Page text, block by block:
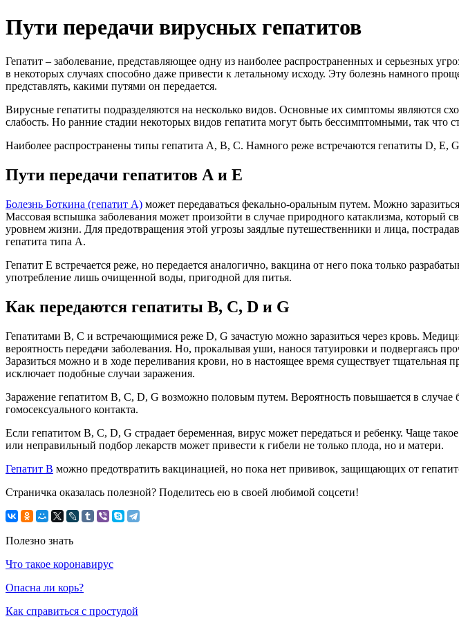
Пути передачи вирусных гепатитов
Гепатит – заболевание, представляющее одну из наиболее распространенных и серьезных
в некоторых случаях способно даже привести к летальному исходу. Эту болезнь намного
представлять, какими путями он передается.
Вирусные гепатиты подразделяются на несколько видов. Основные их симптомы являются
слабость. Но ранние стадии некоторых видов гепатита могут быть бессимптомными, так что
Наиболее распространены типы гепатита А, В, С. Намного реже встречаются гепатиты D, Е,
Пути передачи гепатитов А и Е
Болезнь Боткина (гепатит А) может передаваться фекально-оральным путем. Можно
Массовая вспышка заболевания может произойти в случае природного катаклизма, который
уровнем жизни. Для предотвращения этой угрозы заядлые путешественники и лица,
гепатита типа А.
Гепатит Е встречается реже, но передается аналогично, вакцина от него пока только
употребление лишь очищенной воды, пригодной для питья.
Как передаются гепатиты В, С, D и G
Гепатитами В, С и встречающимися реже D, G зачастую можно заразиться через кровь.
вероятность передачи заболевания. Но, прокалывая уши, нанося татуировки и подвергаясь
Заразиться можно и в ходе переливания крови, но в настоящее время существует
исключает подобные случаи заражения.
Заражение гепатитом В, С, D, G возможно половым путем. Вероятность повышается в случае
гомосексуального контакта.
Если гепатитом В, С, D, G страдает беременная, вирус может передаться и ребенку. Чаще
или неправильный подбор лекарств может привести к гибели не только плода, но и матери.
Гепатит В можно предотвратить вакцинацией, но пока нет прививок, защищающих от
Страничка оказалась полезной? Поделитесь ею в своей любимой соцсети!
Полезно знать
Что такое коронавирус
Опасна ли корь?
Как справиться с простудой